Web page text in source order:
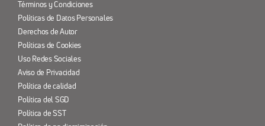
Términos y Condiciones
Políticas de Datos Personales
Derechos de Autor
Políticas de Cookies
Uso Redes Sociales
Aviso de Privacidad
Política de calidad
Política del SGD
Política de SST